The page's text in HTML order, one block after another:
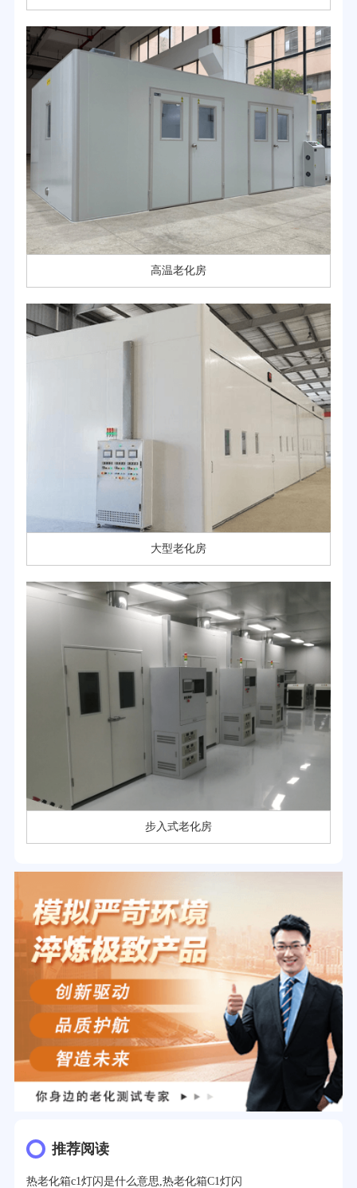
高温老化房
大型老化房
步入式老化房
推荐阅读
热老化箱c1灯闪是什么意思,热老化箱C1灯闪